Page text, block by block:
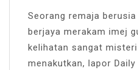
Seorang remaja
berjaya merakam imej
kelihatan sangat
menakutkan, lapor